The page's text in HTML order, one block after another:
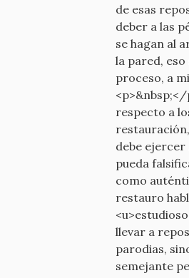
de esas
deber a las
se hagan al
la pared,
proceso, a
respecto a
debe ejercer
pueda
como
restauro
llevar a
parodias,
semejante